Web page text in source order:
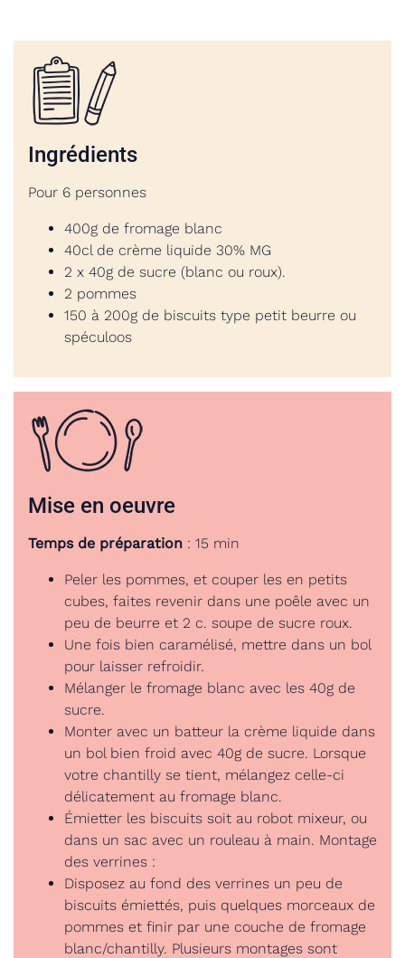
Ingrédients
Pour 6 personnes
400g de fromage blanc
40cl de crème liquide 30% MG
2 x 40g de sucre (blanc ou roux).
2 pommes
150 à 200g de biscuits type petit beurre ou
spéculoos
Mise en oeuvre
Temps de préparation : 15 min
Peler les pommes, et couper les en petits
cubes, faites revenir dans une poêle avec un
peu de beurre et 2 c. soupe de sucre roux.
Une fois bien caramélisé, mettre dans un bol
pour laisser refroidir.
Mélanger le fromage blanc avec les 40g de
sucre.
Monter avec un batteur la crème liquide dans
un bol bien froid avec 40g de sucre. Lorsque
votre chantilly se tient, mélangez celle-ci
délicatement au fromage blanc.
Émietter les biscuits soit au robot mixeur, ou
dans un sac avec un rouleau à main. Montage
des verrines :
Disposez au fond des verrines un peu de
biscuits émiettés, puis quelques morceaux de
pommes et finir par une couche de fromage
blanc/chantilly. Plusieurs montages sont